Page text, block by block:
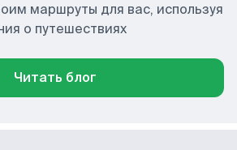
маршруты для вас, используя
о путешествиях
Читать блог